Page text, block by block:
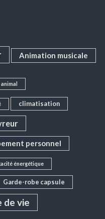
Animation musicale
climatisation
personnel
énergétique
Garde-robe capsule
de vie